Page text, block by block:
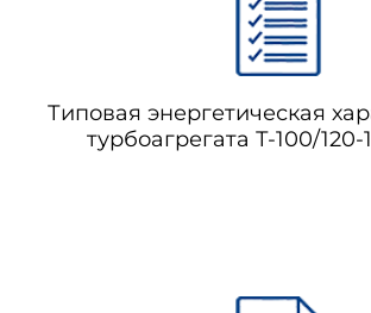
Типовая энергетическая
турбоагрегата Т-100/